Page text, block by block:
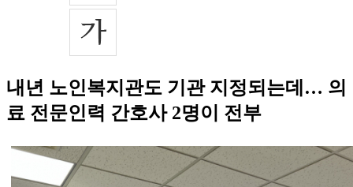
내년 노인복지관도 기관 지정되는데… 의
료 전문인력 간호사 2명이 전부